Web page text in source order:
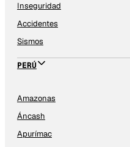
Inseguridad
Accidentes
Sismos
PERÚ
Amazonas
Áncash
Apurímac